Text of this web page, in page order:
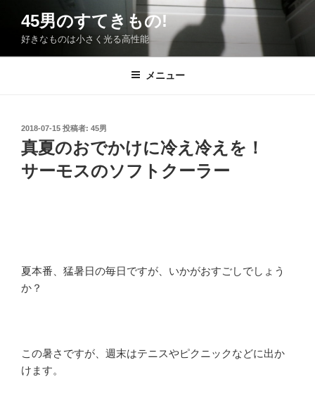
ン
45男のすてきもの!
好きなものは小さく光る高性能
メニュー
投
稿
日:
2018-07-15 投稿者: 45男
真夏のおでかけに冷え冷えを！
サーモスのソフトクーラー
夏本番、猛暑日の毎日ですが、いかがおすごしでしょう
か？
この暑さですが、週末はテニスやピクニックなどに出か
けます。